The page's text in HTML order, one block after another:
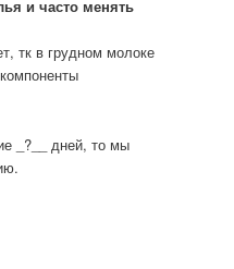
и часто менять
тк в грудном молоке
_?__ дней, то мы